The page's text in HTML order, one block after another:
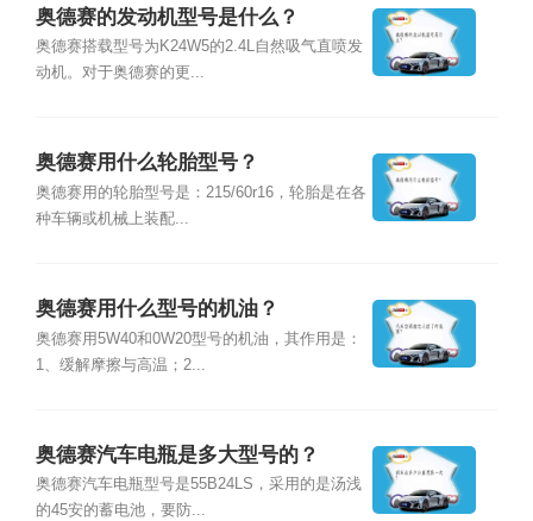
奥德赛的发动机型号是什么？
奥德赛搭载型号为K24W5的2.4L自然吸气直喷发
动机。对于奥德赛的更...
奥德赛用什么轮胎型号？
奥德赛用的轮胎型号是：215/60r16，轮胎是在各
种车辆或机械上装配...
奥德赛用什么型号的机油？
奥德赛用5W40和0W20型号的机油，其作用是：
1、缓解摩擦与高温；2...
奥德赛汽车电瓶是多大型号的？
奥德赛汽车电瓶型号是55B24LS，采用的是汤浅
的45安的蓄电池，要防...